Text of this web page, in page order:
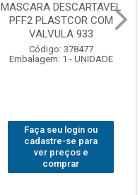
MASCARA DESCARTAVEL
PFF2 PLASTCOR COM
VALVULA 933
Código: 378477
Embalagem: 1 - UNIDADE
Faça seu login ou
cadastre-se para
ver preços e
comprar